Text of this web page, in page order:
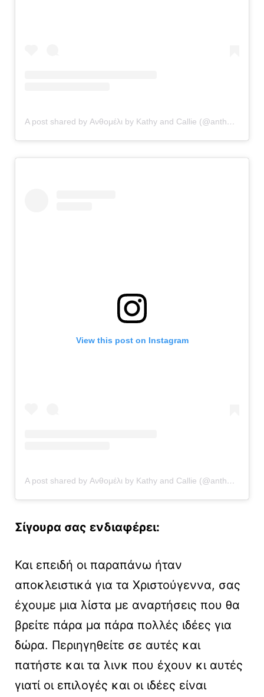
A post shared by Ανθομέλι by Kathy and Callie (@anthomeli)
View this post on Instagram
A post shared by Ανθομέλι by Kathy and Callie (@anthomeli)
Σίγουρα σας ενδιαφέρει:
Και επειδή οι παραπάνω ήταν
αποκλειστικά για τα Χριστούγεννα, σας
έχουμε μια λίστα με αναρτήσεις που θα
βρείτε πάρα μα πάρα πολλές ιδέες για
δώρα. Περιηγηθείτε σε αυτές και
πατήστε και τα λινκ που έχουν κι αυτές
γιατί οι επιλογές και οι ιδέες είναι